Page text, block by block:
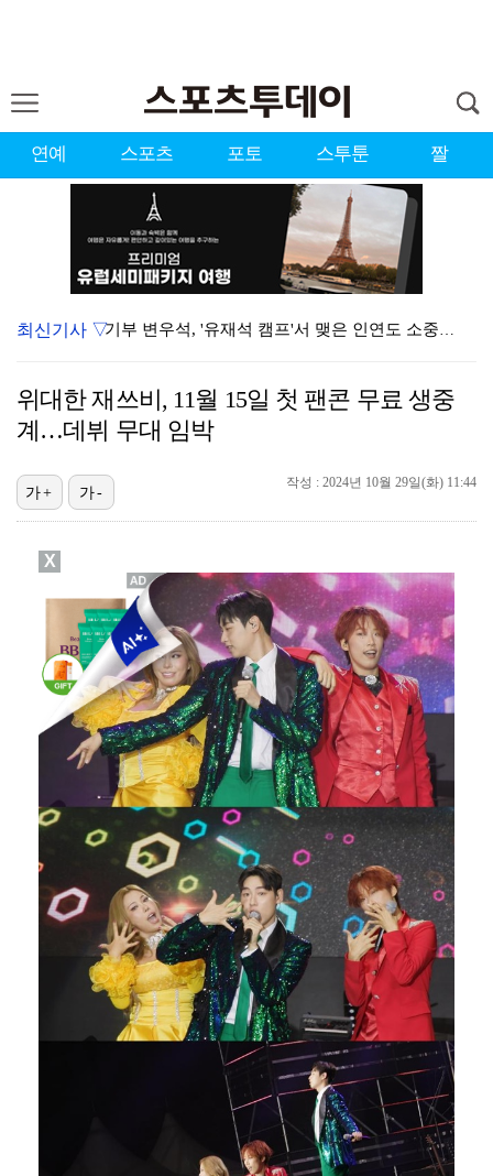
연예 스포츠 포토 스투툰 짤
기부 변우석, '유재석 캠프'서 맺은 인연도 소중히…"…
박지훈, 상하이 팬미팅 취소 "불가피한 사정"
'결혼의 완성' 이설이 완성한 입체적 서사
극한 폭염에 봉황대기 일정도 조정…7일 오전 경기만 진…
[ST포토] 최예림, 여유가 느껴지는 손인사
[ST포토] 박현경, 얼음주머니 옆에 끼고
'갈비뼈 피로골절' 양키스 저지, 야외 훈련 시작…"올…
최신기사 ▽
위대한 재쓰비, 11월 15일 첫 팬콘 무료 생중
계…데뷔 무대 임박
작성 : 2024년 10월 29일(화) 11:44
가+ 가-
X